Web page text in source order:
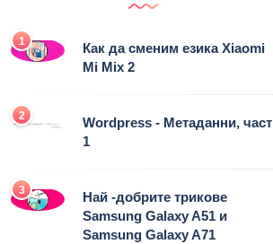
1
Как да сменим езика Xiaomi
Mi Mix 2
2
Wordpress - Метаданни, част
1
3
Най -добрите трикове
Samsung Galaxy A51 и
Samsung Galaxy A71